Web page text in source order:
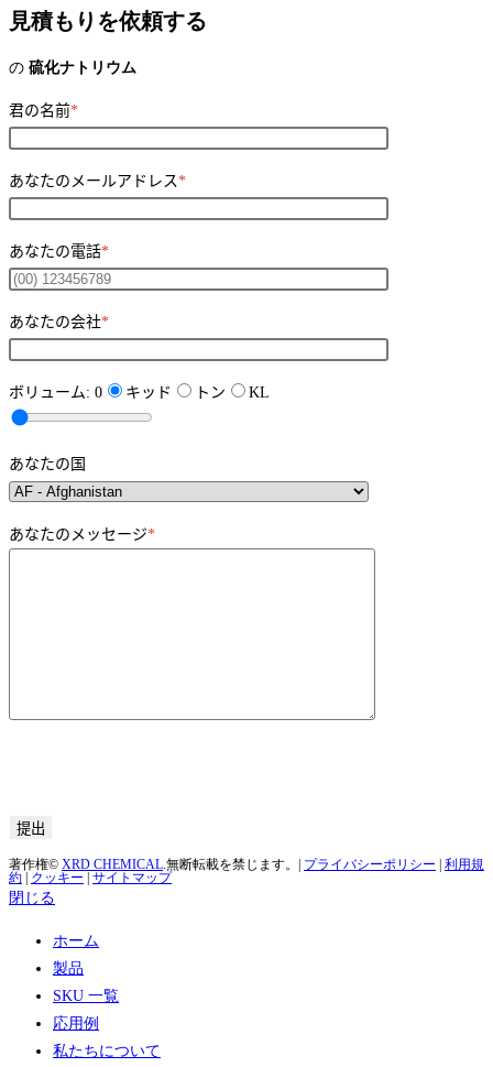
があります。
見積もりを依頼する
の硫化ナトリウム
君の名前 *
あなたのメールアドレス
あなたの電話*
あなたの会社
ボリューム:0 キッド
クッキー|サイトマップ
閉じる